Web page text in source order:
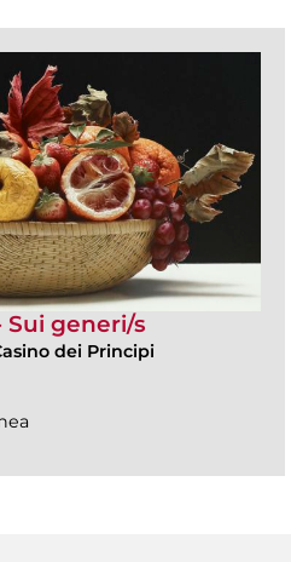
Sui generi/s
dei Principi